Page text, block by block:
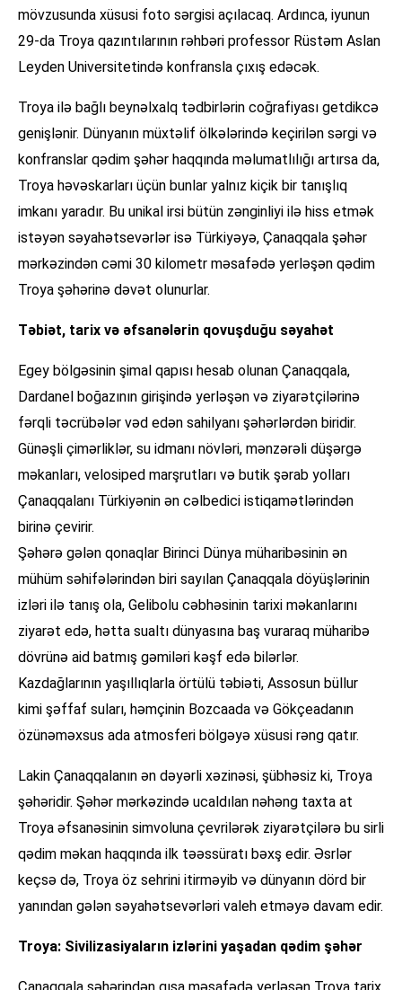
mövzusunda xüsusi foto sərgisi açılacaq. Ardınca, iyunun
29-da Troya qazıntılarının rəhbəri professor Rüstəm Aslan
Leyden Universitetində konfransla çıxış edəcək.
Troya ilə bağlı beynəlxalq tədbirlərin coğrafiyası getdikcə
genişlənir. Dünyanın müxtəlif ölkələrində keçirilən sərgi və
konfranslar qədim şəhər haqqında məlumatlılığı artırsa da,
Troya həvəskarları üçün bunlar yalnız kiçik bir tanışlıq
imkanı yaradır. Bu unikal irsi bütün zənginliyi ilə hiss etmək
istəyən səyahətsevərlər isə Türkiyəyə, Çanaqqala şəhər
mərkəzindən cəmi 30 kilometr məsafədə yerləşən qədim
Troya şəhərinə dəvət olunurlar.
Təbiət, tarix və əfsanələrin qovuşduğu səyahət
Egey bölgəsinin şimal qapısı hesab olunan Çanaqqala,
Dardanel boğazının girişində yerləşən və ziyarətçilərinə
fərqli təcrübələr vəd edən sahilyanı şəhərlərdən biridir.
Günəşli çimərliklər, su idmanı növləri, mənzərəli düşərgə
məkanları, velosiped marşrutları və butik şərab yolları
Çanaqqalanı Türkiyənin ən cəlbedici istiqamətlərindən
birinə çevirir.
Şəhərə gələn qonaqlar Birinci Dünya müharibəsinin ən
mühüm səhifələrindən biri sayılan Çanaqqala döyüşlərinin
izləri ilə tanış ola, Gelibolu cəbhəsinin tarixi məkanlarını
ziyarət edə, hətta sualtı dünyasına baş vuraraq müharibə
dövrünə aid batmış gəmiləri kəşf edə bilərlər.
Kazdağlarının yaşıllıqlarla örtülü təbiəti, Assosun büllur
kimi şəffaf suları, həmçinin Bozcaada və Gökçeadanın
özünəməxsus ada atmosferi bölgəyə xüsusi rəng qatır.
Lakin Çanaqqalanın ən dəyərli xəzinəsi, şübhəsiz ki, Troya
şəhəridir. Şəhər mərkəzində ucaldılan nəhəng taxta at
Troya əfsanəsinin simvoluna çevrilərək ziyarətçilərə bu sirli
qədim məkan haqqında ilk təəssüratı bəxş edir. Əsrlər
keçsə də, Troya öz sehrini itirməyib və dünyanın dörd bir
yanından gələn səyahətsevərləri valeh etməyə davam edir.
Troya: Sivilizasiyaların izlərini yaşadan qədim şəhər